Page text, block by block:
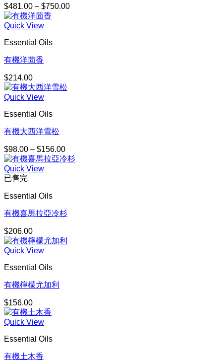
$481.00 – $750.00價
Quick View
Essential Oils
有機洋茴香
$214.00
Quick View
Essential Oils
有機大西洋雪松
$98.00 – $156.00價
格
$156.00
Quick View
已售完
Essential Oils
有機喜馬拉亞冷杉
$206.00
Quick View
Essential Oils
有機檸檬尤加利
$156.00
Quick View
Essential Oils
有機土木香